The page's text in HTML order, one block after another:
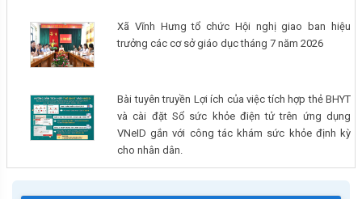
Xã Vĩnh Hưng tổ chức Hội nghị giao ban hiệu
trưởng các cơ sở giáo dục tháng 7 năm 2026
Bài tuyên truyền Lợi ích của việc tích hợp thẻ BHYT
và cài đặt Sổ sức khỏe điện tử trên ứng dụng
VNeID gắn với công tác khám sức khỏe định kỳ
cho nhân dân.